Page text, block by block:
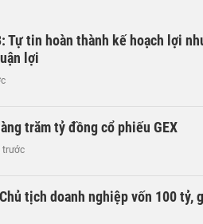
Tự tin hoàn thành kế hoạch lợi
lợi
trăm tỷ đồng cổ phiếu GEX
trước
tịch doanh nghiệp vốn 100 tỷ,